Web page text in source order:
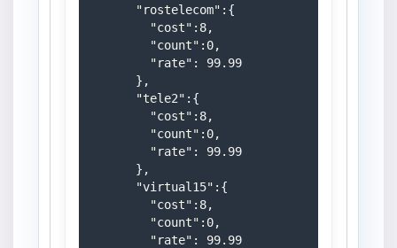
      "rostelecom":{
        "cost":8,
        "count":0,
        "rate": 99.99
      },
      "tele2":{
        "cost":8,
        "count":0,
        "rate": 99.99
      },
      "virtual15":{
        "cost":8,
        "count":0,
        "rate": 99.99